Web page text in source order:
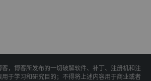
，博客所发布的一切破解软件、补丁、注册机和注
于学习和研究目的；不得将上述内容用于商业或者